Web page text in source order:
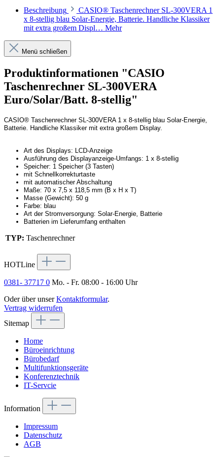
Beschreibung
CASIO® Taschenrechner SL-300VERA 1
x 8-stellig blau Solar-Energie, Batterie. Handliche Klassiker
mit extra großem Displ… Mehr
Menü schließen
Produktinformationen "CASIO
Taschenrechner SL-300VERA
Euro/Solar/Batt. 8-stellig"
CASIO® Taschenrechner SL-300VERA 1 x 8-stellig blau Solar-Energie,
Batterie. Handliche Klassiker mit extra großem Display.
Art des Displays: LCD-Anzeige
Ausführung des Displayanzeige-Umfangs: 1 x 8-stellig
Speicher: 1 Speicher (3 Tasten)
mit Schnellkorrekturtaste
mit automatischer Abschaltung
Maße: 70 x 7,5 x 118,5 mm (B x H x T)
Masse (Gewicht): 50 g
Farbe: blau
Art der Stromversorgung: Solar-Energie, Batterie
Batterien im Lieferumfang enthalten
TYP: Taschenrechner
HOTLine
0381- 37717 0 Mo. - Fr. 08:00 - 16:00 Uhr
Oder über unserKontaktformular.
Vertrag widerrufen
Sitemap
Home
Büroeinrichtung
Bürobedarf
Multifunktionsgeräte
Konferenztechnik
IT-Servcie
Information
Impressum
Datenschutz
AGB